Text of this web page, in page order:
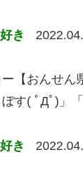
き
【おんせん
す( ﾟДﾟ)」
き